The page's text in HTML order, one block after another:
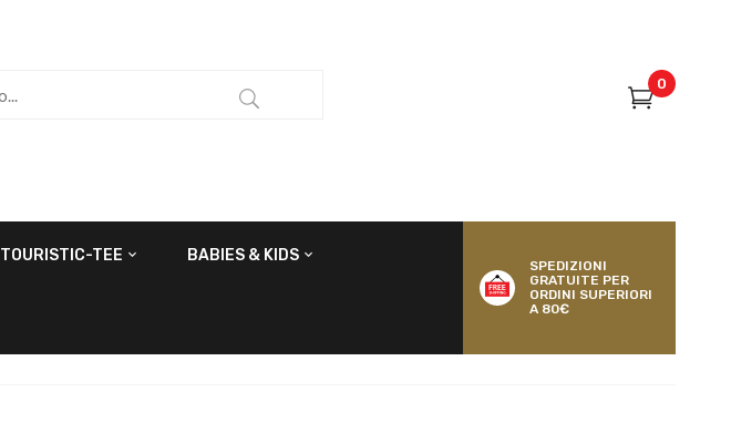
0
TOURISTIC-TEE BABIES & KIDS
SPEDIZIONI
GRATUITE PER
ORDINI SUPERIORI
A 80€